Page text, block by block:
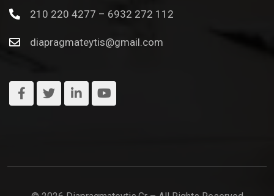
210 220 4277 – 6932 272 112
diapragmateytis@gmail.com